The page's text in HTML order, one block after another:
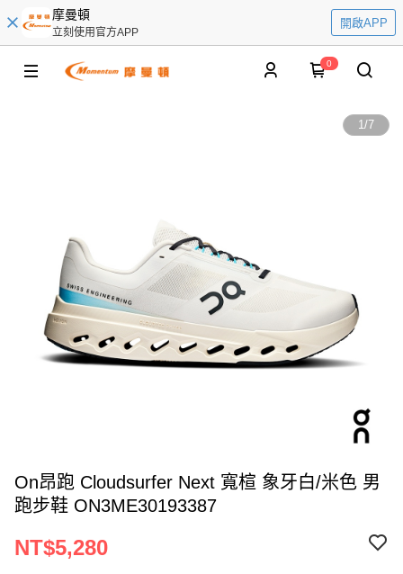
摩曼頓
立刻使用官方APP
開啟APP
0
1/7
On昂跑 Cloudsurfer Next 寬楦 象牙白/米色 男
跑步鞋 ON3ME30193387
NT$5,280